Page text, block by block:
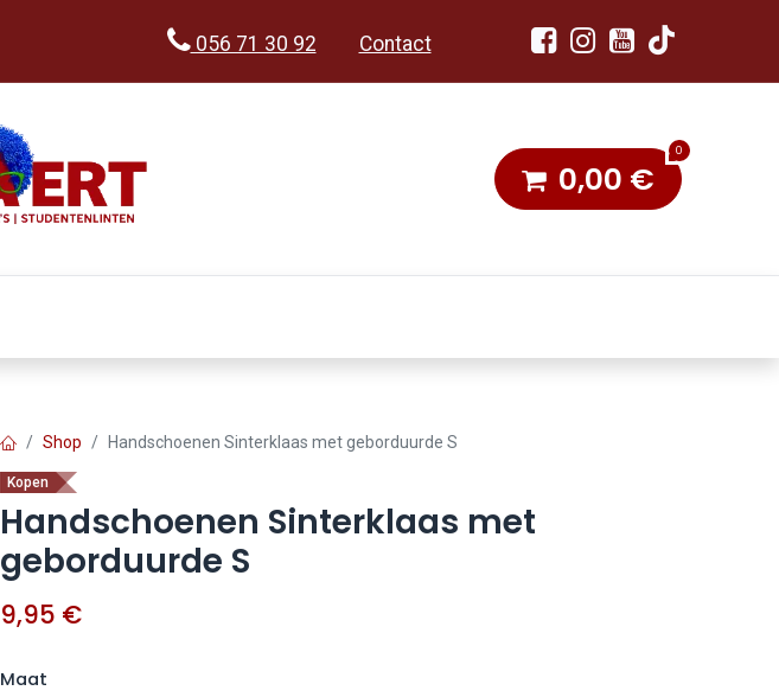
056 71 30 92 Contact
0
0,00 €
Shop Handschoenen Sinterklaas met geborduurde S
Kopen
Handschoenen Sinterklaas met
geborduurde S
9,95 €
Maat